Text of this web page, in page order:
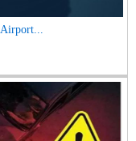
Airport...